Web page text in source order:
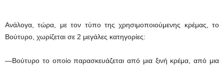
Ανάλογα, τώρα, με τον τύπο της χρησιμοποιούμενης κρέμας, το
Βούτυρο, χωρίζεται σε 2 μεγάλες κατηγορίες:
—Βούτυρο το οποίο παρασκευάζεται από μια ξινή κρέμα, από μια